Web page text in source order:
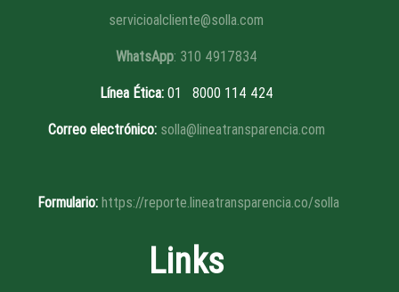
servicioalcliente@solla.com
WhatsApp: 310 4917834
Línea Ética:01 8000 114 424
Correo electrónico: solla@lineatransparencia.com
Formulario: https://reporte.lineatransparencia.co/solla
Links